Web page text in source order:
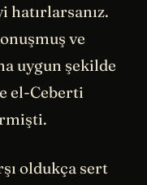
hatırlarsanız.
ve
uygun şekilde
el-Ceberti
oldukça sert